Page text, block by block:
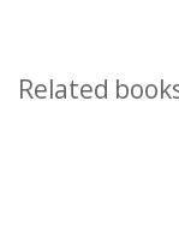
Related